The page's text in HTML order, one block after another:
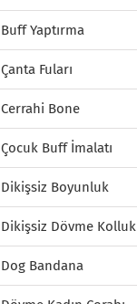
Buff Yaptırma
Çanta Fuları
Cerrahi Bone
Çocuk Buff İmalatı
Dikişsiz Boyunluk
Dikişsiz Dövme Kolluk
Dog Bandana